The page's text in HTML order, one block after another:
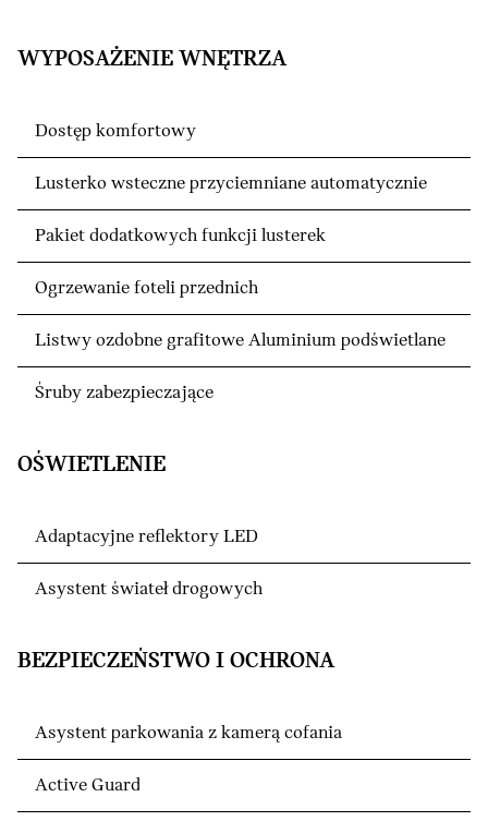
WYPOSAŻENIE WNĘTRZA
Dostęp komfortowy
Lusterko wsteczne przyciemniane automatycznie
Pakiet dodatkowych funkcji lusterek
Ogrzewanie foteli przednich
Listwy ozdobne grafitowe Aluminium podświetlane
Śruby zabezpieczające
OŚWIETLENIE
Adaptacyjne reflektory LED
Asystent świateł drogowych
BEZPIECZEŃSTWO I OCHRONA
Asystent parkowania z kamerą cofania
Active Guard